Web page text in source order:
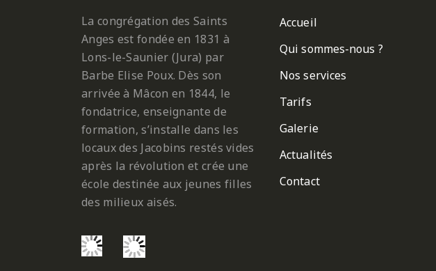
La congrégation des Saints
Anges est fondée en 1831 à
Lons-le-Saunier (Jura) par
Barbe Elise Poux. Dès son
arrivée à Mâcon en 1844, le
fondatrice, enseignante de
formation, s’installe dans les
locaux des Jacobins restés vides
après la révolution et crée une
école destinée aux jeunes filles
des milieux aisés.
Accueil
Qui sommes-nous ?
Nos services
Tarifs
Galerie
Actualités
Contact